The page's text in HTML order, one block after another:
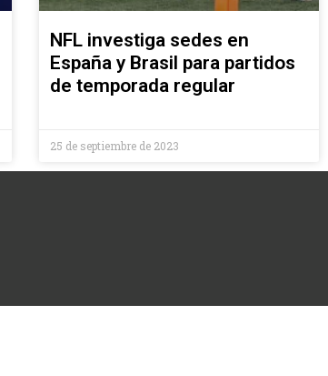
NFL investiga sedes en
España y Brasil para partidos
de temporada regular
25 de septiembre de 2023